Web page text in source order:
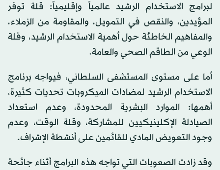
لبرامج الاستخدام الرشيد عالمياً وإقليمياً: قلة توفر
المؤيدين، والنقص في التمويل، والمقاومة من الزملاء،
والمفاهيم الخاطئة حول أهمية الاستخدام الرشيد، وقلة
الوعي من الطاقم الصحي والعامة.
أما على مستوى المستشفى السلطاني، فيواجه برنامج
الاستخدام الرشيد لمضادات الميكروبات تحديات كثيرة،
أهمها: الموارد البشرية المحدودة، وعدم استعداد
الصيادلة الإكلينيكيين للمشاركة، وقلة الوقت، وعدم
وجود التعويض المادي للقائمين على أنشطة الإشراف.
وقد زادت الصعوبات التي تواجه هذه البرامج أثناء جائحة